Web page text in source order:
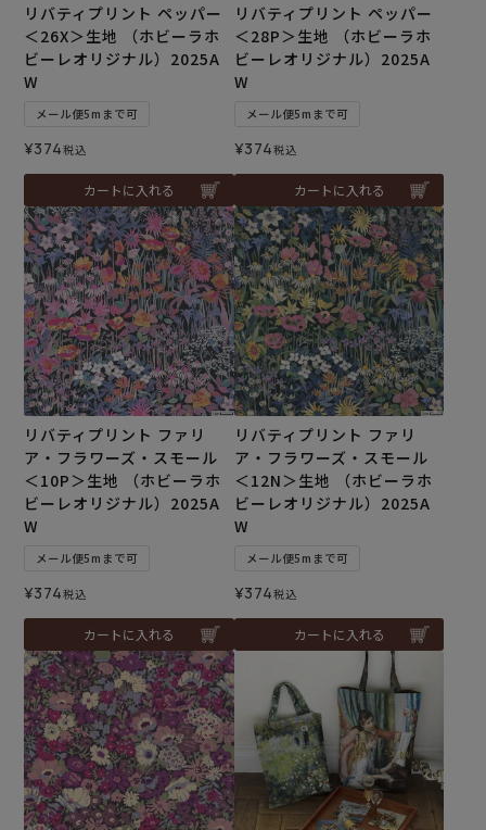
リバティプリント ペッパー
＜26X＞生地 （ホビーラホ
ビーレオリジナル）2025A
W
メール便5mまで可
¥374税込
カートに入れる
リバティプリント ペッパー
＜28P＞生地 （ホビーラホ
ビーレオリジナル）2025A
W
メール便5mまで可
¥374税込
カートに入れる
リバティプリント ファリ
ア・フラワーズ・スモール
＜10P＞生地 （ホビーラホ
ビーレオリジナル）2025A
W
メール便5mまで可
¥374税込
カートに入れる
リバティプリント ファリ
ア・フラワーズ・スモール
＜12N＞生地 （ホビーラホ
ビーレオリジナル）2025A
W
メール便5mまで可
¥374税込
カートに入れる